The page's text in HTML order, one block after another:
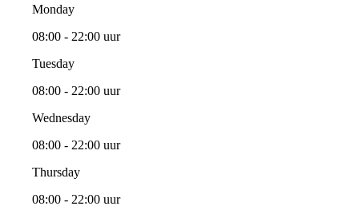
Monday
08:00 - 22:00 uur
Tuesday
08:00 - 22:00 uur
Wednesday
08:00 - 22:00 uur
Thursday
08:00 - 22:00 uur